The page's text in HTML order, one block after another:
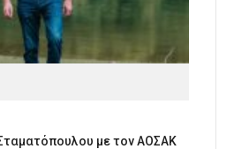
με τον ΑΟΣΑΚ